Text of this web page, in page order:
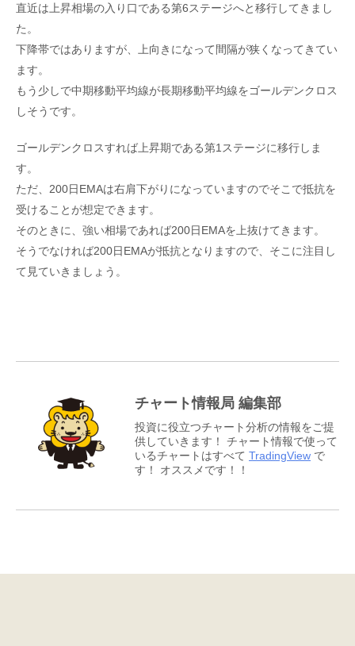
直近は上昇相場の入り口である第6ステージへと移行してきまし
た。
下降帯ではありますが、上向きになって間隔が狭くなってきてい
ます。
もう少しで中期移動平均線が長期移動平均線をゴールデンクロス
しそうです。
ゴールデンクロスすれば上昇期である第1ステージに移行しま
す。
ただ、200日EMAは右肩下がりになっていますのでそこで抵抗を
受けることが想定できます。
そのときに、強い相場であれば200日EMAを上抜けてきます。
そうでなければ200日EMAが抵抗となりますので、そこに注目し
て見ていきましょう。
チャート情報局 編集部
投資に役立つチャート分析の情報をご提
供していきます！ チャート情報で使って
いるチャートはすべて TradingView で
す！ オススメです！！